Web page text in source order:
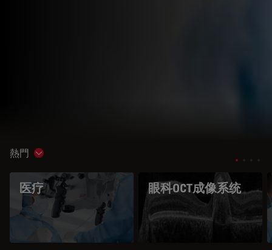
熱門 Show subnavigation
医疗 眼科OCT成像系统